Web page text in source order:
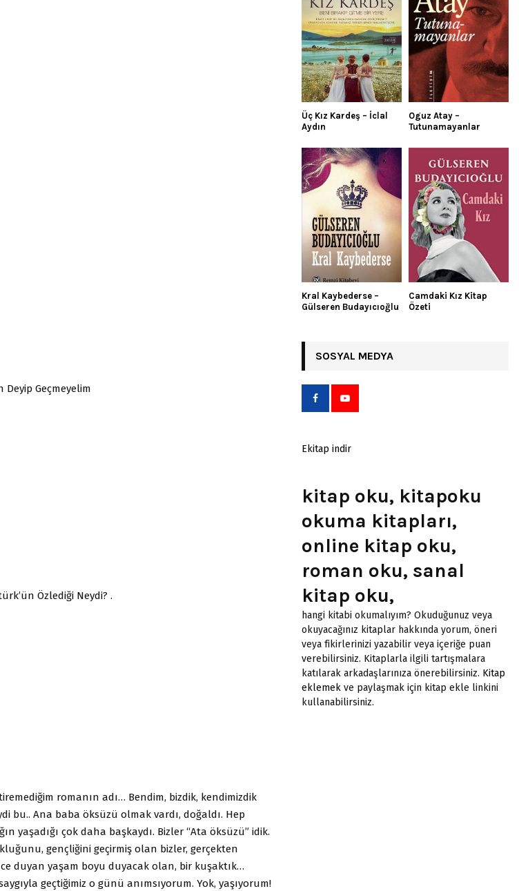
Geçmeyelim
Özlediği Neydi? .
romanın adı… Bendim, bizdik, kendimizdik
bu.. Ana baba öksüzü olmak vardı, doğaldı. Hep
yaşadığı çok daha başkaydı. Bizler “Ata öksüzü” idik.
gençliğini geçirmiş olan bizler, gerçekten
duyan yaşam boyu duyacak olan, bir kuşaktık…
geçtiğimiz o günü anımsıyorum. Yok, yaşıyorum!
Üç Kız Kardeş – İclal
Aydın
Oguz Atay –
Tutunamayanlar
Kral Kaybederse –
Gülseren Budayıcıoğlu
Camdaki Kız Kitap
Özeti
SOSYAL MEDYA
Ekitap indir
kitap oku, kitapoku
okuma kitapları,
online kitap oku,
roman oku, sanal
kitap oku,
hangi kitabi okumalıyım? Okuduğunuz veya
okuyacağınız kitaplar hakkında yorum, öneri
veya fikirlerinizi yazabilir veya içeriğe puan
verebilirsiniz. Kitaplarla ilgili tartışmalara
katılarak arkadaşlarınıza önerebilirsiniz. Kitap
eklemek ve paylaşmak için kitap ekle linkini
kullanabilirsiniz.